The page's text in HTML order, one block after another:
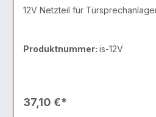
12V Netzteil für
Produktnummer: is-12V
37,10 €*